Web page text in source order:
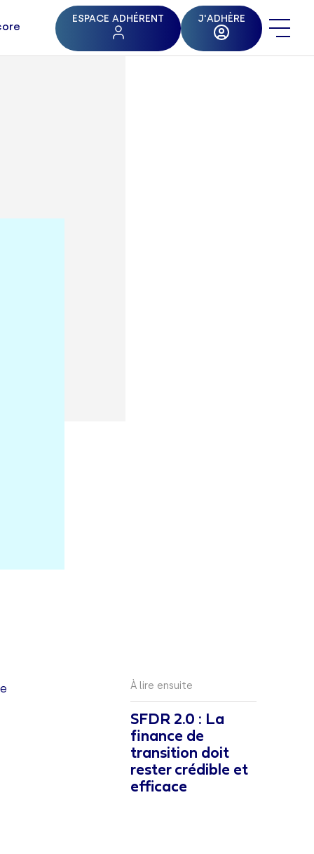
ESPACE ADHÉRENT J'ADHÈRE
À lire ensuite
SFDR 2.0 : La
finance de
transition doit
rester crédible et
efficace